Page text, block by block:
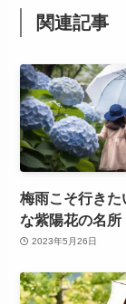
関連記事
梅雨こそ行きた
な紫陽花の名所
2023年5月26日